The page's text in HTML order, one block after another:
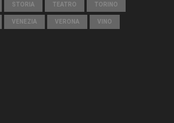
STORIA TEATRO TORINO
VENEZIA VERONA VINO